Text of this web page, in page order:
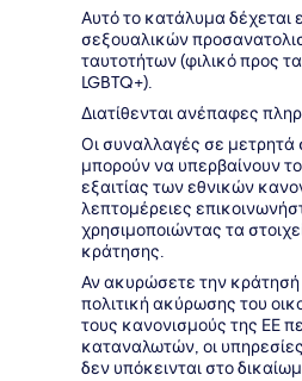
Αυτό το κατάλυμα δέχεται
σεξουαλικών
ταυτοτήτων (φιλικό προς
LGBTQ+).
Διατίθενται ανέπαφες
Οι συναλλαγές σε
μπορούν να υπερβαίνουν
εξαιτίας των εθνικών
λεπτομέρειες
χρησιμοποιώντας τα
κράτησης.
Αν ακυρώσετε την
πολιτική ακύρωσης του
τους κανονισμούς της ΕΕ
καταναλωτών, οι
δεν υπόκεινται στο